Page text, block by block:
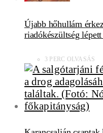
Újabb hőhullám
riadókészültség
3 PERC OLVASÁS